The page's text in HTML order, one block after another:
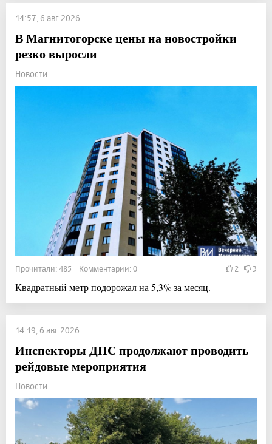
14:57, 6 авг 2026
В Магнитогорске цены на новостройки
резко выросли
Новости
Прочитали: 485 Комментарии: 0 2 3
Квадратный метр подорожал на 5,3% за месяц.
14:19, 6 авг 2026
Инспекторы ДПС продолжают проводить
рейдовые мероприятия
Новости